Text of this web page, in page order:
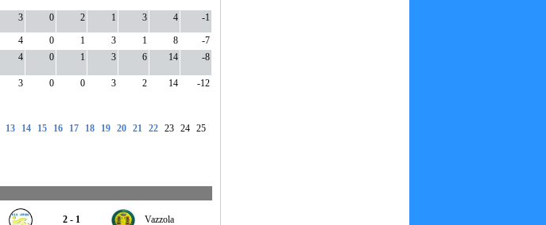
3 0 2 1 3 4 -1
4 0 1 3 1 8
-7
4 0 1 3 6 14 -8
3 0 0 3 2 14 -12
13 14 15 16 17 18 19 20 21 22 23 24 25
2 - 1 Vazzola